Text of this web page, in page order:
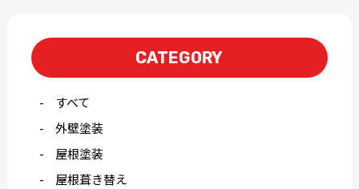
CATEGORY
すべて
外壁塗装
屋根塗装
屋根葺き替え